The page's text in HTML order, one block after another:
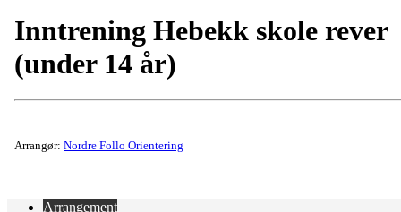
Inntrening Hebekk skole rever
(under 14 år)
Arrangør: Nordre Follo Orientering
Arrangement